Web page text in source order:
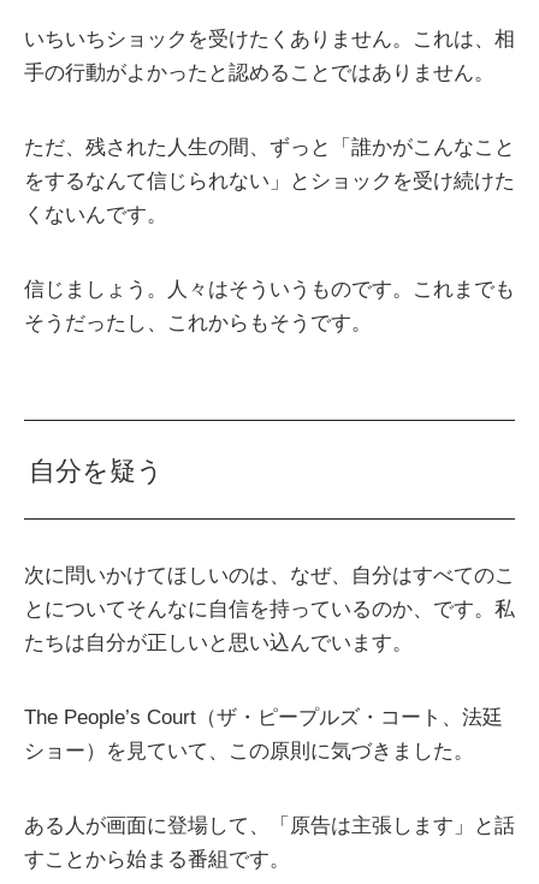
いちいちショックを受けたくありません。これは、相
手の行動がよかったと認めることではありません。
ただ、残された人生の間、ずっと「誰かがこんなこと
をするなんて信じられない」とショックを受け続けた
くないんです。
信じましょう。人々はそういうものです。これまでも
そうだったし、これからもそうです。
自分を疑う
次に問いかけてほしいのは、なぜ、自分はすべてのこ
とについてそんなに自信を持っているのか、です。私
たちは自分が正しいと思い込んでいます。
The People’s Court（ザ・ピープルズ・コート、法廷
ショー）を見ていて、この原則に気づきました。
ある人が画面に登場して、「原告は主張します」と話
すことから始まる番組です。